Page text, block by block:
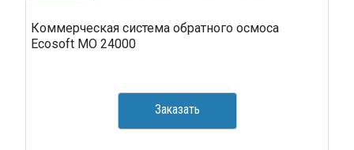
Коммерческая система обратного осмоса
Ecosoft MO 24000
Заказать